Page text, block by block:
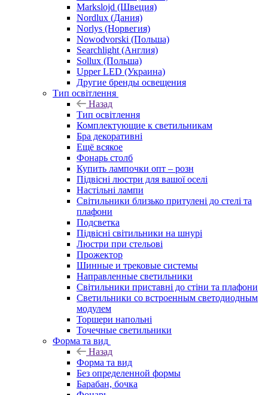
Markslojd (Швеция)
Nordlux (Дания)
Norlys (Норвегия)
Nowodvorski (Польша)
Searchlight (Англия)
Sollux (Польша)
Upper LED (Украина)
Другие бренды освещения
Тип освітлення
Назад
Тип освітлення
Комплектующие к светильникам
Бра декоративні
Ещё всякое
Фонарь столб
Купить лампочки опт – розн
Підвісні люстри для вашої оселі
Настільні лампи
Світильники близько притулені до стелі та
плафони
Подсветка
Підвісні світильники на шнурі
Люстри при стельові
Прожектор
Шинные и трековые системы
Направленные светильники
Світильники приставні до стіни та плафони
Светильники со встроенным светодиодным
модулем
Торшери напольні
Точечные светильники
Форма та вид
Назад
Форма та вид
Без определенной формы
Барабан, бочка